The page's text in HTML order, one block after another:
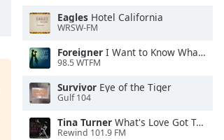
Eagles Hotel California
WRSW-FM
Foreigner I Want to Know What Love Is
98.5 WTFM
Survivor Eye of the Tiger
Gulf 104
Tina Turner What's Love Got To Do With It
Rewind 101.9 FM